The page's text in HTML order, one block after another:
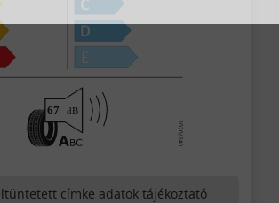
címke adatok tájékoztató